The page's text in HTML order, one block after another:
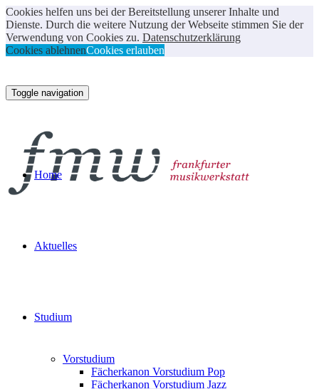
Cookies helfen uns bei der Bereitstellung unserer Inhalte und
Dienste. Durch die weitere Nutzung der Webseite stimmen Sie der
Verwendung von Cookies zu. Datenschutzerklärung
Cookies ablehnenCookies erlauben
Toggle navigation
Home
Aktuelles
Studium
Vorstudium
Fächerkanon Vorstudium Pop
Fächerkanon Vorstudium Jazz